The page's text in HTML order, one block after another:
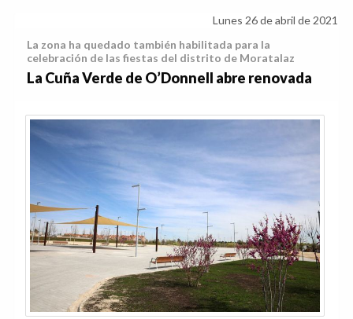
Lunes 26 de abril de 2021
La zona ha quedado también habilitada para la
celebración de las fiestas del distrito de Moratalaz
La Cuña Verde de O’Donnell abre renovada